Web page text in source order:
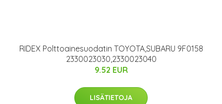
RIDEX Polttoainesuodatin TOYOTA,SUBARU 9F0158
2330023030,2330023040
9.52 EUR
LISÄTIETOJA